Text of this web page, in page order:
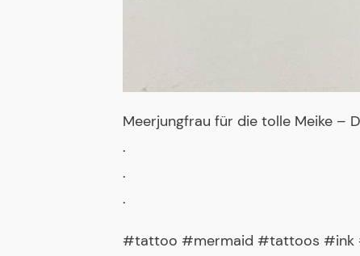
Meerjungfrau für die tolle Meike –
.
.
.
#tattoo #mermaid #tattoos #ink